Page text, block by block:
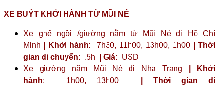
XE BUÝT KHỞI HÀNH TỪ MŨI NÉ
Xe ghế ngồi /giường nằm từ Mũi Né đi Hồ Chí
Minh
| Khởi hành: 7h30, 11h00, 13h00, 1h00
| Thời
gian di chuyển: .5h | Giá: USD
Xe giường nằm Mũi Né đi Nha Trang
| Khởi
hành: 1h00, 13h00
| Thời gian di